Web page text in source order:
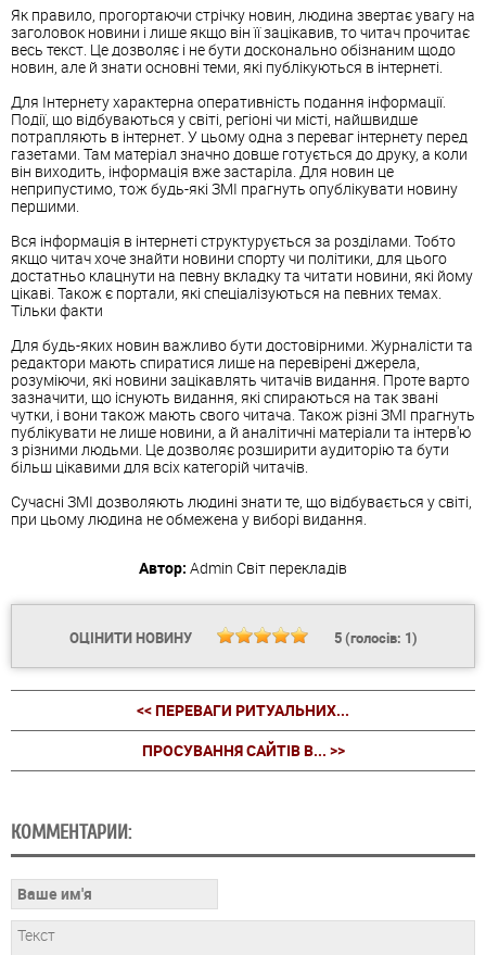
Як правило, прогортаючи стрічку новин, людина звертає увагу на
заголовок новини і лише якщо він її зацікавив, то читач прочитає
весь текст. Це дозволяє і не бути досконально обізнаним щодо
новин, але й знати основні теми, які публікуються в інтернеті.
Для Інтернету характерна оперативність подання інформації.
Події, що відбуваються у світі, регіоні чи місті, найшвидше
потрапляють в інтернет. У цьому одна з переваг інтернету перед
газетами. Там матеріал значно довше готується до друку, а коли
він виходить, інформація вже застаріла. Для новин це
неприпустимо, тож будь-які ЗМІ прагнуть опублікувати новину
першими.
Вся інформація в інтернеті структурується за розділами. Тобто
якщо читач хоче знайти новини спорту чи політики, для цього
достатньо клацнути на певну вкладку та читати новини, які йому
цікаві. Також є портали, які спеціалізуються на певних темах.
Тільки факти
Для будь-яких новин важливо бути достовірними. Журналісти та
редактори мають спиратися лише на перевірені джерела,
розуміючи, які новини зацікавлять читачів видання. Проте варто
зазначити, що існують видання, які спираються на так звані
чутки, і вони також мають свого читача. Також різні ЗМІ прагнуть
публікувати не лише новини, а й аналітичні матеріали та інтерв'ю
з різними людьми. Це дозволяє розширити аудиторію та бути
більш цікавими для всіх категорій читачів.
Сучасні ЗМІ дозволяють людині знати те, що відбувається у світі,
при цьому людина не обмежена у виборі видання.
Автор: Admin Світ перекладів
ОЦІНИТИ НОВИНУ 5(голосів: 1)
<< ПЕРЕВАГИ РИТУАЛЬНИХ...
ПРОСУВАННЯ САЙТІВ В... >>
КОММЕНТАРИИ: